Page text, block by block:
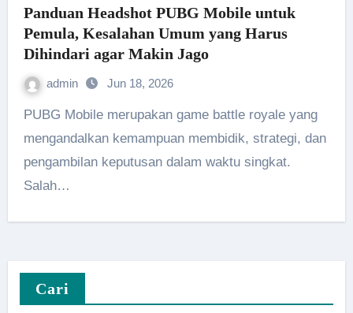
Panduan Headshot PUBG Mobile untuk
Pemula, Kesalahan Umum yang Harus
Dihindari agar Makin Jago
admin Jun 18, 2026
PUBG Mobile merupakan game battle royale yang
mengandalkan kemampuan membidik, strategi, dan
pengambilan keputusan dalam waktu singkat.
Salah…
Cari